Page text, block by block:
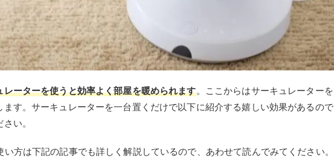
ーターを使うと効率よく部屋を暖められます。ここからはサーキュレーターを
す。サーキュレーターを一台置くだけで以下に紹介する嬉しい効果があるので
い。
方は下記の記事でも詳しく解説しているので、あわせて読んでみてください。